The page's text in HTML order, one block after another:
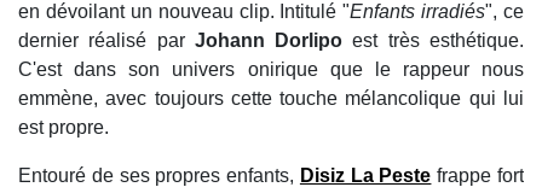
en dévoilant un nouveau clip. Intitulé "Enfants irradiés", ce
dernier réalisé par Johann Dorlipo est très esthétique.
C'est dans son univers onirique que le rappeur nous
emmène, avec toujours cette touche mélancolique qui lui
est propre.
Entouré de ses propres enfants, Disiz La Peste frappe fort